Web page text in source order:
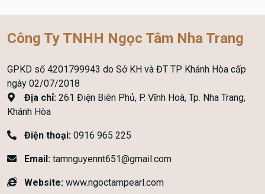
Công Ty TNHH Ngọc Tâm Nha Trang
GPKD số 4201799943 do Sở KH và ĐT TP Khánh Hòa cấp
ngày 02/07/2018
Địa chỉ: 261 Điện Biên Phủ, P. Vĩnh Hoà, Tp. Nha Trang,
Khánh Hòa
Điện thoại: 0916 965 225
Email: tamnguyennt651@gmail.com
Website: www.ngoctampearl.com